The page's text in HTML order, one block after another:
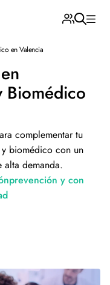
en Valencia
Biomédico
complementar tu
biomédico con un
alta demanda.
y con